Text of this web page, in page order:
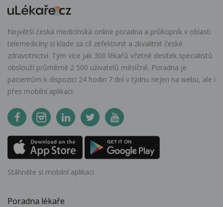
Největší česká medicínská online poradna a průkopník v oblasti
telemedicíny si klade za cíl zefektivnit a zkvalitnit české
zdravotnictví. Tým více jak 300 lékařů včetně desítek specialistů
obslouží průměrně 2 500 uživatelů měsíčně. Poradna je
pacientům k dispozici 24 hodin 7 dní v týdnu nejen na webu, ale i
přes mobilní aplikaci.
Stáhněte si mobilní aplikaci
Poradna lékaře